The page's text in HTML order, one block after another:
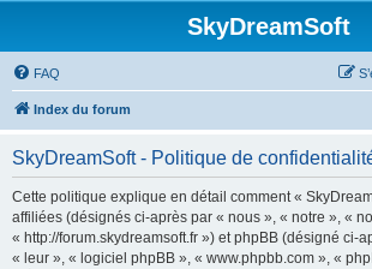
SkyDreamSoft
FAQ
Index du forum
SkyDreamSoft - Politique de
Cette politique explique en détail comment «
affiliées (désignés ci-après par « nous », « notre », «
« http://forum.skydreamsoft.fr ») et phpBB (désigné ci-
« leur », « logiciel phpBB », « www.phpbb.com », «